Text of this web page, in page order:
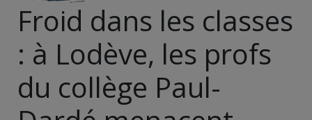
Froid dans les classes
: à Lodève, les profs
du collège Paul-